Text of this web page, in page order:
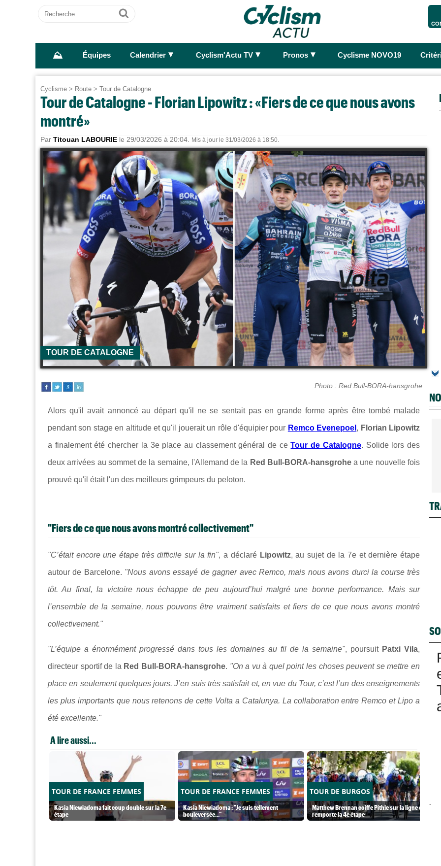
Recherche
Ok
⛰ Équipes Calendrier ► Cyclism'Actu TV ► Pronos ► Cyclisme NOVO19
Cyclisme > Route > Tour de Catalogne
Tour de Catalogne - Florian Lipowitz : «Fiers de ce que nous avons
montré»
Par Titouan LABOURIE le 29/03/2026 à 20:04. Mis à jour le 31/03/2026 à 18:50.
TOUR DE CATALOGNE
Photo : Red Bull-BORA-hansgrohe
Alors qu'il avait annoncé au départ qu'il ne se sentait pas en grande forme après être tombé malade
pendant son stage en altitude et qu'il jouerait un rôle d'équipier pour Remco Evenepoel , Florian Lipowitz
a finalement été chercher la 3e place au classement général de ceTour de Catalogne. Solide lors des
deux arrivées au sommet de la semaine, l'Allemand de la Red Bull-BORA-hansgrohea une nouvelle fois
prouvé qu'il était l'un des meilleurs grimpeurs du peloton.
"Fiers de ce que nous avons montré collectivement"
"C’était encore une étape très difficile sur la fin", a déclaré Lipowitz, au sujet de la 7e et dernière étape
autour de Barcelone. "Nous avons essayé de gagner avec Remco, mais nous avons durci la course très
tôt. Au final, la victoire nous échappe de peu aujourd’hui malgré une bonne performance. Mais sur
l’ensemble de la semaine, nous pouvons être vraiment satisfaits et fiers de ce que nous avons montré
collectivement."
"L’équipe a énormément progressé dans tous les domaines au fil de la semaine", poursuit Patxi Vila,
directeur sportif de la Red Bull-BORA-hansgrohe. "On a vu à quel point les choses peuvent se mettre en
place en seulement quelques jours. J’en suis très satisfait et, en vue du Tour, c’est l’un des enseignements
les plus importants que nous retenons de cette Volta a Catalunya. La collaboration entre Remco et Lipo a
été excellente."
A lire aussi...
TOUR DE FRANCE FEMMES
Kasia Niewiadoma fait coup double sur la 7e
étape
TOUR DE FRANCE FEMMES
Kasia Niewiadoma : "Je suis tellement
bouleversée..."
TOUR DE BURGOS
Matthew Brennan coiffe Pithie sur la ligne et
remporte la 4e étape
-